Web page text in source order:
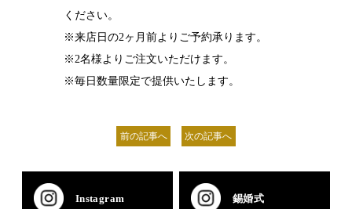
ください。
※来店日の2ヶ月前よりご予約承ります。
※2名様よりご注文いただけます。
※毎日数量限定で提供いたします。
前の記事へ 次の記事へ
Instagram 錫婚式